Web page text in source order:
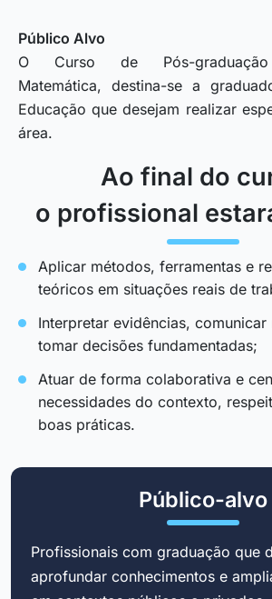
Público Alvo
O Curso de Pós-graduação
Matemática, destina-se a
Educação que desejam realizar
área.
Ao final do
o profissional
Aplicar métodos, ferramentas e
teóricos em situações reais de
Interpretar evidências, comunicar
tomar decisões fundamentadas;
Atuar de forma colaborativa e
necessidades do contexto,
boas práticas.
Público-alvo
Profissionais com graduação que
aprofundar conhecimentos e